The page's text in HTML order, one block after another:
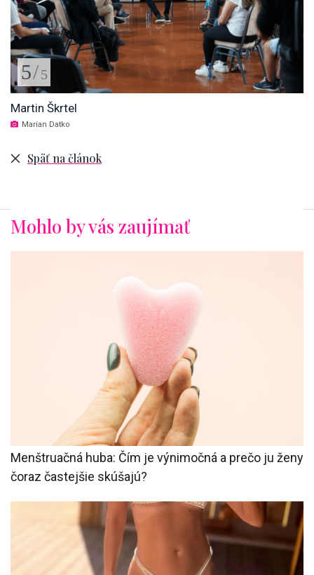
5/5
Martin Škrtel
Marian Datko
Späť na článok
Mohlo by vás zaujímať
Menštruačná huba: Čím je výnimočná a prečo ju ženy
čoraz častejšie skúšajú?